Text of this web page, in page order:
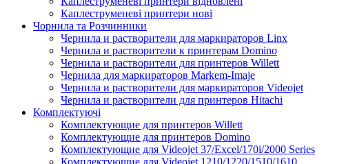
Каплеструменеві принтери нові
Чорнила та Розчинники
Чернила и растворители для маркираторов Linx
Чернила и растворители к принтерам Domino
Чернила и растворители для принтеров Willett
Чернила для маркираторов Markem-Imaje
Чернила и растворители для маркираторов Videojet
Чернила и растворители для принтеров Hitachi
Комплектуючі
Комплектующие для принтеров Willett
Комплектующие для принтеров Domino
Комплектующие для Videojet 37/Excel/170i/2000 Series
Комплектующие для Videojet 1210/1220/1510/1610